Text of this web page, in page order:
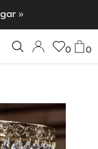
»
0 0